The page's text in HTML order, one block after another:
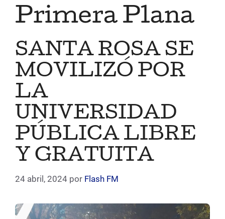
Primera Plana
SANTA ROSA SE
MOVILIZÓ POR
LA
UNIVERSIDAD
PÚBLICA LIBRE
Y GRATUITA
24 abril, 2024 por Flash FM